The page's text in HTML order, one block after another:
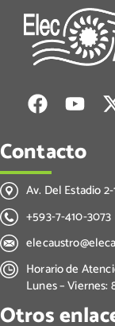
Contacto
Av. Del Estadio
+593-7-410-3073
Horario de
Lunes – Viernes:
Otros